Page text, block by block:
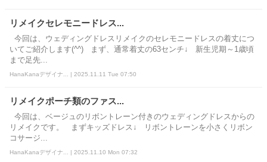
リメイクセレモニードレス...
今回は、ウェディングドレスリメイクのセレモニードレスの着丈につ
いてご紹介します(^^) まず、通常着丈の63センチ↓ 新生児期～1歳頃
まで足先...
HanaKanaデザイナ... | 2025.11.11 Tue 07:50
リメイクポーチ類のファス...
今回は、ベージュのリボントレーン付きのウェディングドレスからの
リメイクです。 まずキッズドレス↓ リボントレーンを小さくリボン
コサージ...
HanaKanaデザイナ... | 2025.11.10 Mon 07:32